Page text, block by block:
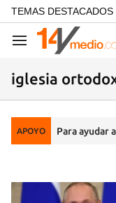
common.go-to-content
TEMAS DESTACADOS
Navegación
iglesia
APOYO Para ayudar